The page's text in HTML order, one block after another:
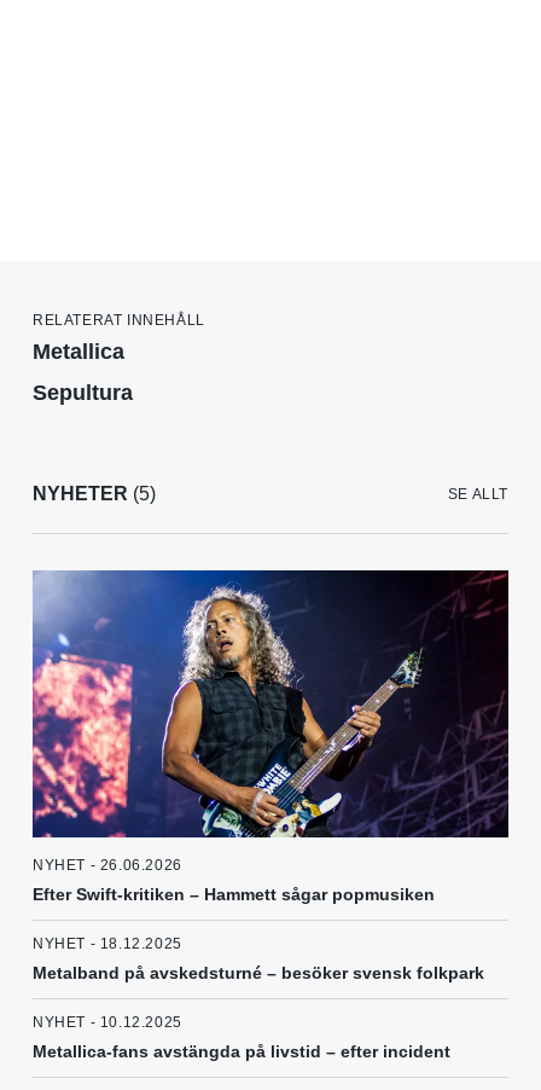
RELATERAT INNEHÅLL
Metallica
Sepultura
NYHETER (5) SE ALLT
NYHET - 26.06.2026
Efter Swift-kritiken – Hammett sågar popmusiken
NYHET - 18.12.2025
Metalband på avskedsturné – besöker svensk folkpark
NYHET - 10.12.2025
Metallica-fans avstängda på livstid – efter incident